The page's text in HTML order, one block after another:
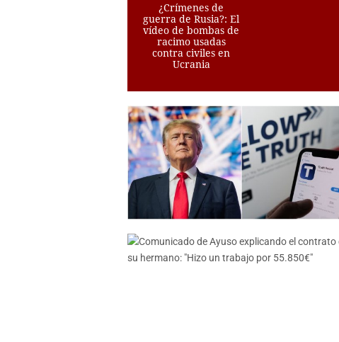
¿Crímenes de
guerra de Rusia?: El
vídeo de bombas de
racimo usadas
contra civiles en
Ucrania